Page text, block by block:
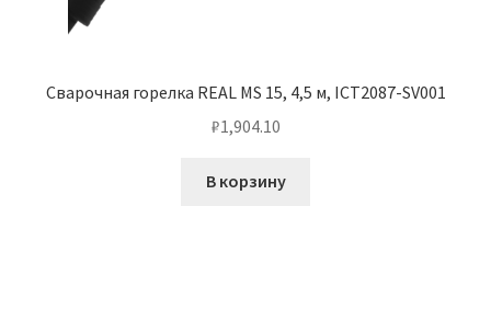
Сварочная горелка REAL MS 15, 4,5 м, ICT2087-SV001
₽1,904.10
В корзину